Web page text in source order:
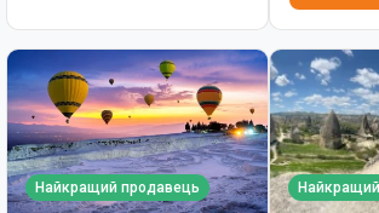
Найкращий продавець